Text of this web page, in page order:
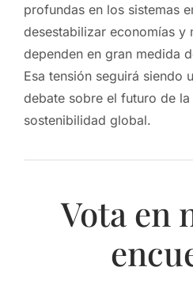
profundas en los sistemas
desestabilizar economías y
dependen en gran medida
Esa tensión seguirá siendo
debate sobre el futuro de
sostenibilidad global.
Vota en